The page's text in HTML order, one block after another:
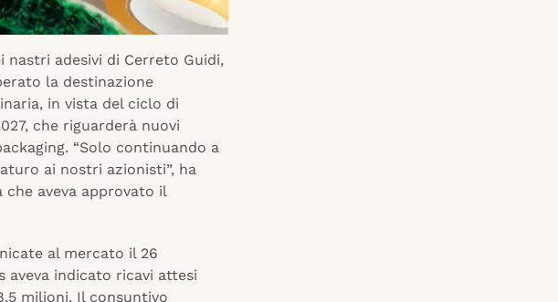
nastri adesivi di Cerreto Guidi,
la destinazione
in vista del ciclo di
che riguarderà nuovi
“Solo continuando a
ai nostri azionisti”, ha
aveva approvato il
al mercato il 26
aveva indicato ricavi attesi
milioni. Il consuntivo